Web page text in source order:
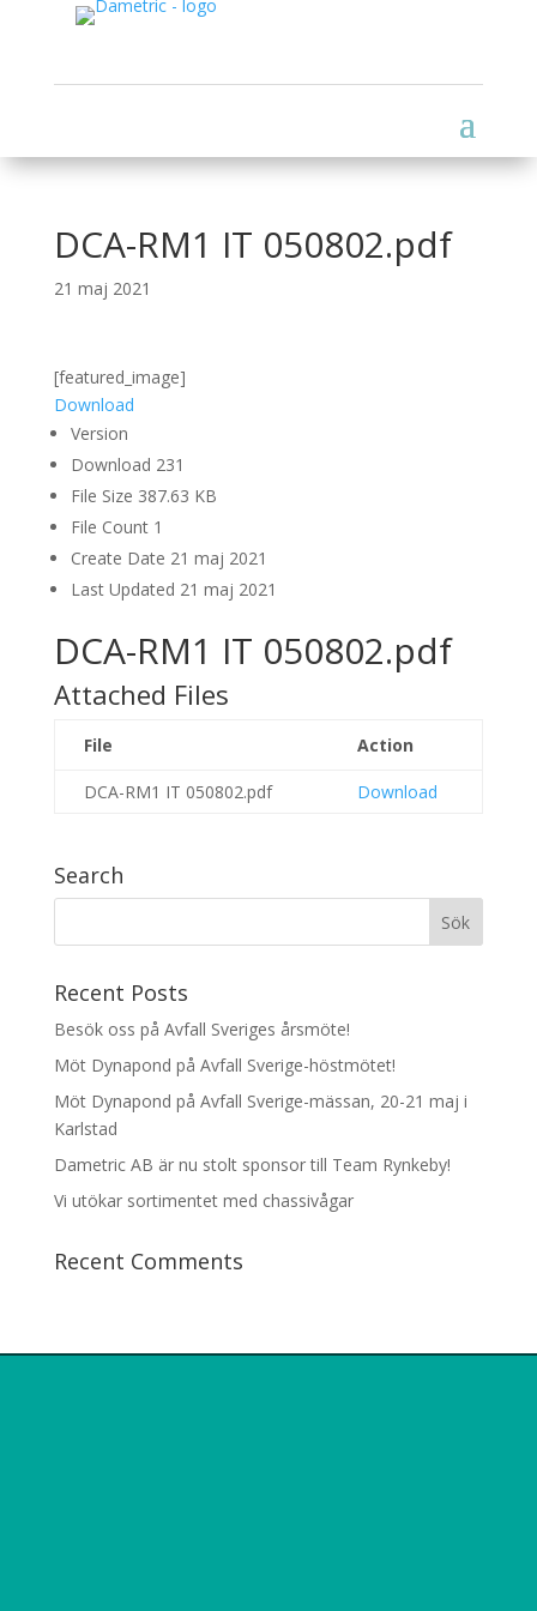
DCA-RM1 IT 050802.pdf
21 maj 2021
[featured_image]
Download
Version
Download 231
File Size 387.63 KB
File Count 1
Create Date 21 maj 2021
Last Updated 21 maj 2021
DCA-RM1 IT 050802.pdf
Attached Files
File Action
DCA-RM1 IT 050802.pdf Download
Search
Recent Posts
Besök oss på Avfall Sveriges årsmöte!
Möt Dynapond på Avfall Sverige-höstmötet!
Möt Dynapond på Avfall Sverige-mässan, 20-21 maj i
Karlstad
Dametric AB är nu stolt sponsor till Team Rynkeby!
Vi utökar sortimentet med chassivågar
Recent Comments